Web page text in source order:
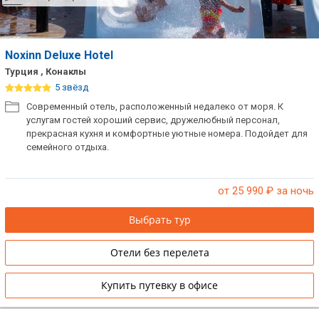
Noxinn Deluxe Hotel
Турция , Конаклы
5 звёзд
Современный отель, расположенный недалеко от моря. К
услугам гостей хороший сервис, дружелюбный персонал,
прекрасная кухня и комфортные уютные номера. Подойдет для
семейного отдыха.
от 25 990 ₽ за ночь
Выбрать тур
Отели без перелета
Купить путевку в офисе